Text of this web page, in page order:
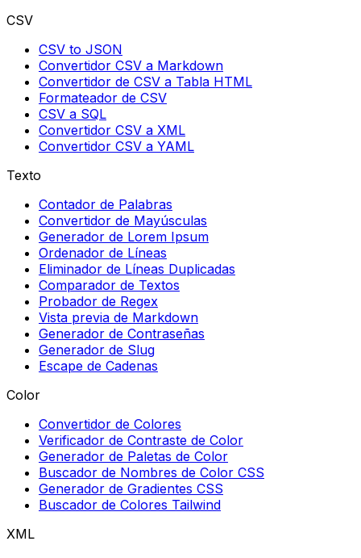
CSV
CSV to JSON
Convertidor CSV a Markdown
Convertidor de CSV a Tabla HTML
Formateador de CSV
CSV a SQL
Convertidor CSV a XML
Convertidor CSV a YAML
Texto
Contador de Palabras
Convertidor de Mayúsculas
Generador de Lorem Ipsum
Ordenador de Líneas
Eliminador de Líneas Duplicadas
Comparador de Textos
Probador de Regex
Vista previa de Markdown
Generador de Contraseñas
Generador de Slug
Escape de Cadenas
Color
Convertidor de Colores
Verificador de Contraste de Color
Generador de Paletas de Color
Buscador de Nombres de Color CSS
Generador de Gradientes CSS
Buscador de Colores Tailwind
XML